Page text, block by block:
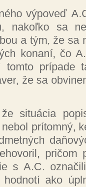
výpoveď
nakoľko sa
a tým, žesa
konaní, čo
tomto prípade
žesa
že situácia
prítomný,
pričom
s A.C.
hodnotí ako